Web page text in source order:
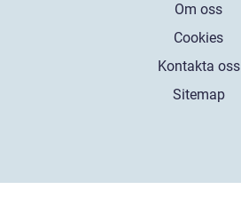
Om oss
Cookies
Kontakta oss
Sitemap